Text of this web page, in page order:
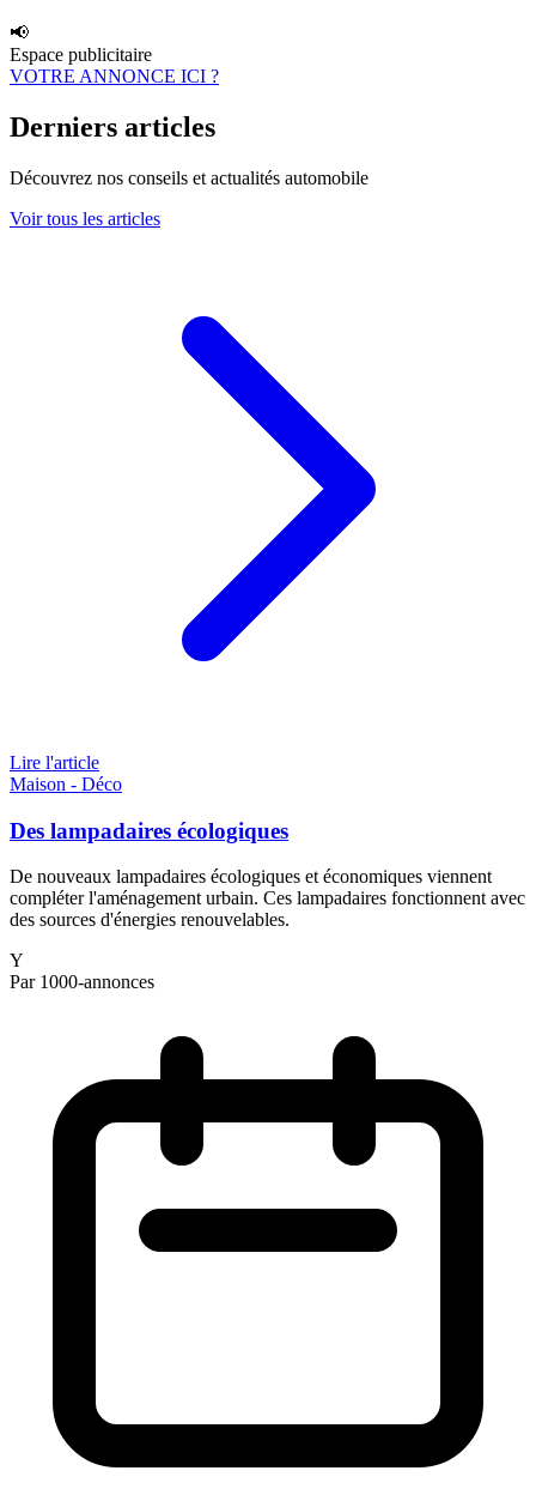
📢
Espace publicitaire
VOTRE ANNONCE ICI ?
Derniers articles
Découvrez nos conseils et actualités automobile
Voir tous les articles
Lire l'article
Maison - Déco
Des lampadaires écologiques
De nouveaux lampadaires écologiques et économiques viennent
compléter l'aménagement urbain. Ces lampadaires fonctionnent avec
des sources d'énergies renouvelables.
Y
Par 1000-annonces